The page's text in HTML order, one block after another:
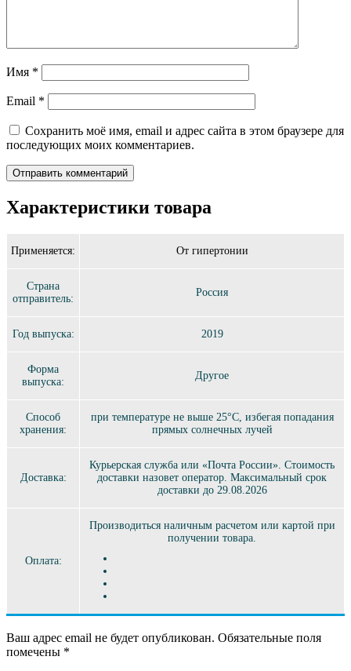
Имя *
Email *
Сохранить моё имя, email и адрес сайта в этом браузере для
последующих моих комментариев.
Характеристики товара
Применяется: От гипертонии
Страна
отправитель:
Россия
Год выпуска: 2019
Форма
выпуска:
Другое
Способ
хранения:
при температуре не выше 25°C, избегая попадания
прямых солнечных лучей
Доставка:
Курьерская служба или «Почта России». Стоимость
доставки назовет оператор. Максимальный срок
доставки до 29.08.2026
Оплата:
Производиться наличным расчетом или картой при
получении товара.
Ваш адрес email не будет опубликован. Обязательные поля
помечены *